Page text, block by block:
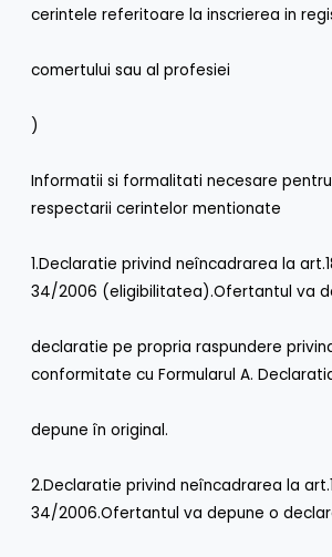
cerintele referitoare la inscrierea in
comertului sau al profesiei
)
Informatii si formalitati necesare
respectarii cerintelor mentionate
1.Declaratie privind neîncadrarea la
34/2006 (eligibilitatea).Ofertantul va
declaratie pe propria raspundere
conformitate cu Formularul A.
depune în original.
2.Declaratie privind neîncadrarea la
34/2006.Ofertantul va depune o